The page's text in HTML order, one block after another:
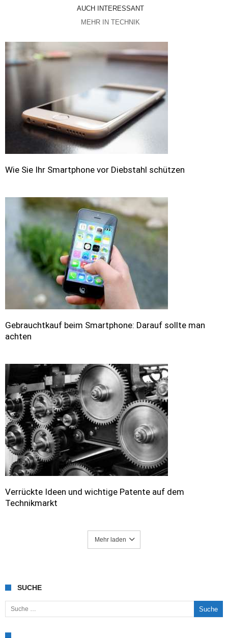
AUCH INTERESSANT
MEHR IN TECHNIK
Wie Sie Ihr Smartphone vor Diebstahl schützen
Gebrauchtkauf beim Smartphone: Darauf sollte man
achten
Verrückte Ideen und wichtige Patente auf dem
Technikmarkt
Mehr laden
SUCHE
Suche nach: